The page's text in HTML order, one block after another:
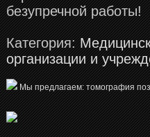
безупречной работы!
Категория:
организации и
Мы предлагаем: томография